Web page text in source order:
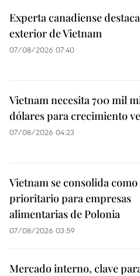
Experta canadiense
exterior de Vietnam
07/08/2026 07:40
Vietnam necesita 700 mil
dólares para crecimiento
07/08/2026 04:23
Vietnam se consolida
prioritario para empresas
alimentarias de Polonia
07/08/2026 03:59
Mercado interno, clave